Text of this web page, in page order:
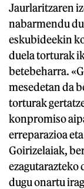
Jaurlaritzaren
nabarmendu
eskubideekin
duela torturak
betebeharra.
mesedetan da
torturak
konpromiso
erreparazioa
Goirizelaiak,
ezagutarazteko
dugu onartu